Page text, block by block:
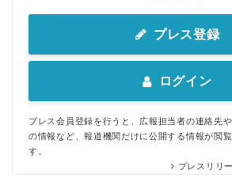
プレス登録
ログイン
プレス会員登録を行うと、広報担当者の連絡先
の情報など、報道機関だけに公開する情報が閲
す。
プレスリリ